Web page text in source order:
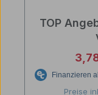
TOP
Preise